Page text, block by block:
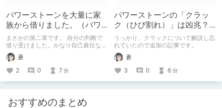
パワーストーンを大量に家
族から借りました。（パワ
ーストーン雑記・第二章、
序章１）
まさかの第二章です。 自分の判断で
借り受けました。かなり自己責任な代
物です。
蒼
2
0 7分
パワーストーンの「クラッ
ク（ひび割れ）」は凶兆？
吉兆？
うっかり、クラックについて解説し忘
れていたので追加の記事です。
蒼
3
0 6 分
おすすめのまとめ